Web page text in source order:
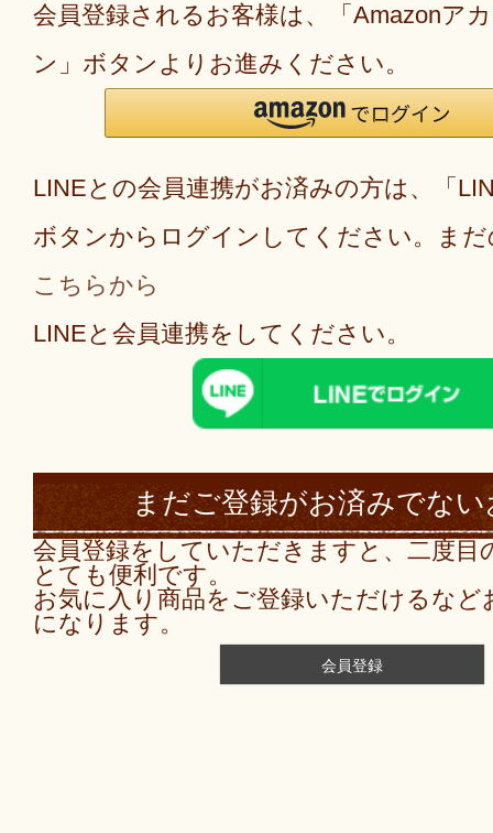
会員登録されるお客様は、「Amazonア
ン」ボタンよりお進みください。
LINEとの会員連携がお済みの方は、「
ボタンからログインしてください。ま
こちらから
LINEと会員連携をしてください。
まだご登録がお済みでない
会員登録をしていただきますと、二度目
とても便利です。
お気に入り商品をご登録いただけるなど
になります。
会員登録